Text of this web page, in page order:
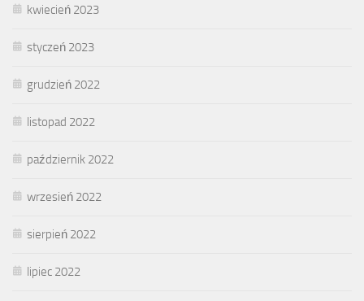
kwiecień 2023
styczeń 2023
grudzień 2022
listopad 2022
październik 2022
wrzesień 2022
sierpień 2022
lipiec 2022